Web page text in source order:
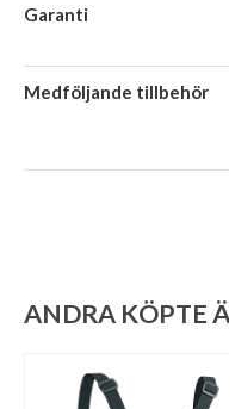
Garanti
Medföljande tillbehör
ANDRA KÖPTE